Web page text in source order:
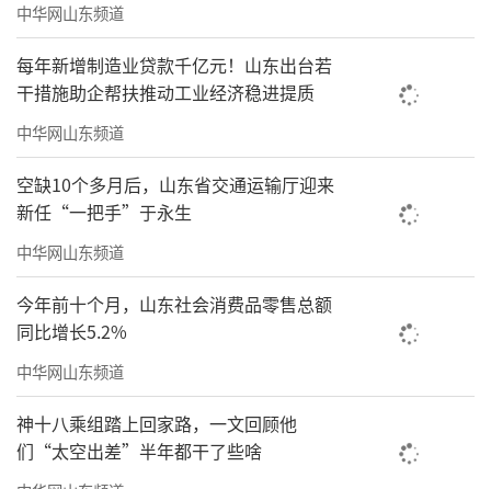
中华网山东频道
每年新增制造业贷款千亿元！山东出台若
干措施助企帮扶推动工业经济稳进提质
中华网山东频道
空缺10个多月后，山东省交通运输厅迎来
新任“一把手”于永生
中华网山东频道
今年前十个月，山东社会消费品零售总额
同比增长5.2%
中华网山东频道
神十八乘组踏上回家路，一文回顾他
们“太空出差”半年都干了些啥